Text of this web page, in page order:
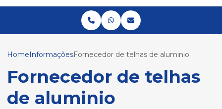
HomeInformaçõesFornecedor de telhas de aluminio
Fornecedor de telhas
de aluminio